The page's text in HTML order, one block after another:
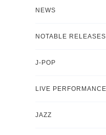
NEWS
NOTABLE RELEASES
J-POP
LIVE PERFORMANCE
JAZZ